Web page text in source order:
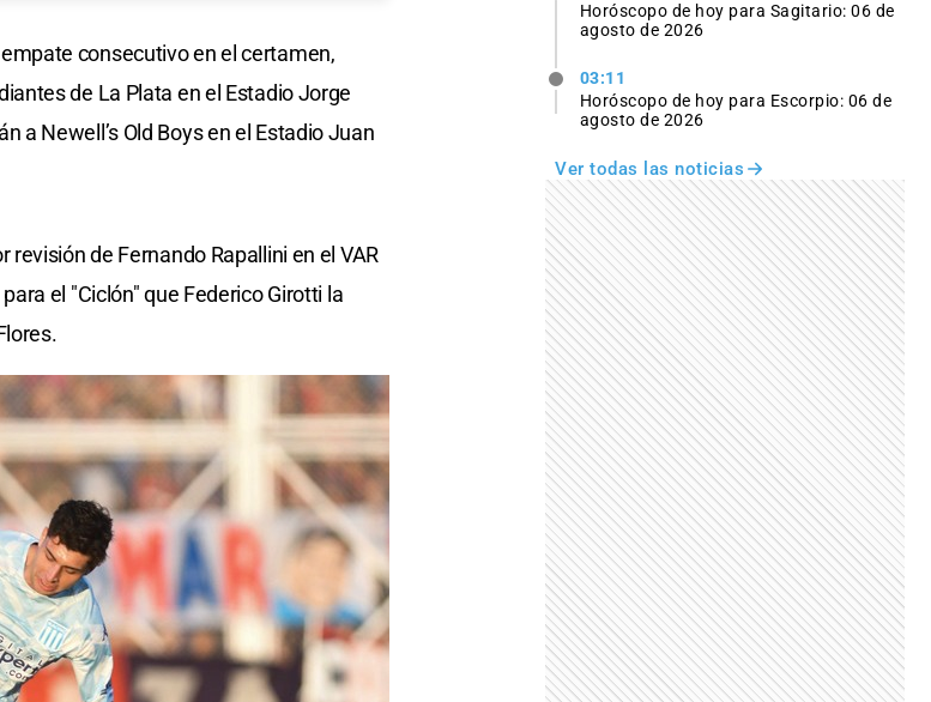
consecutivo en el certamen,
de La Plata en el Estadio Jorge
a Newell’s Old Boys en el Estadio Juan
de Fernando Rapallini en el VAR
el "Ciclón" que Federico Girotti la
Horóscopo de hoy para Sagitario: 06 de
agosto de 2026
03:11
Horóscopo de hoy para Escorpio: 06 de
agosto de 2026
Ver todas las noticias